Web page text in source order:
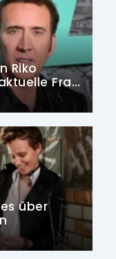
Riko
Frau
über